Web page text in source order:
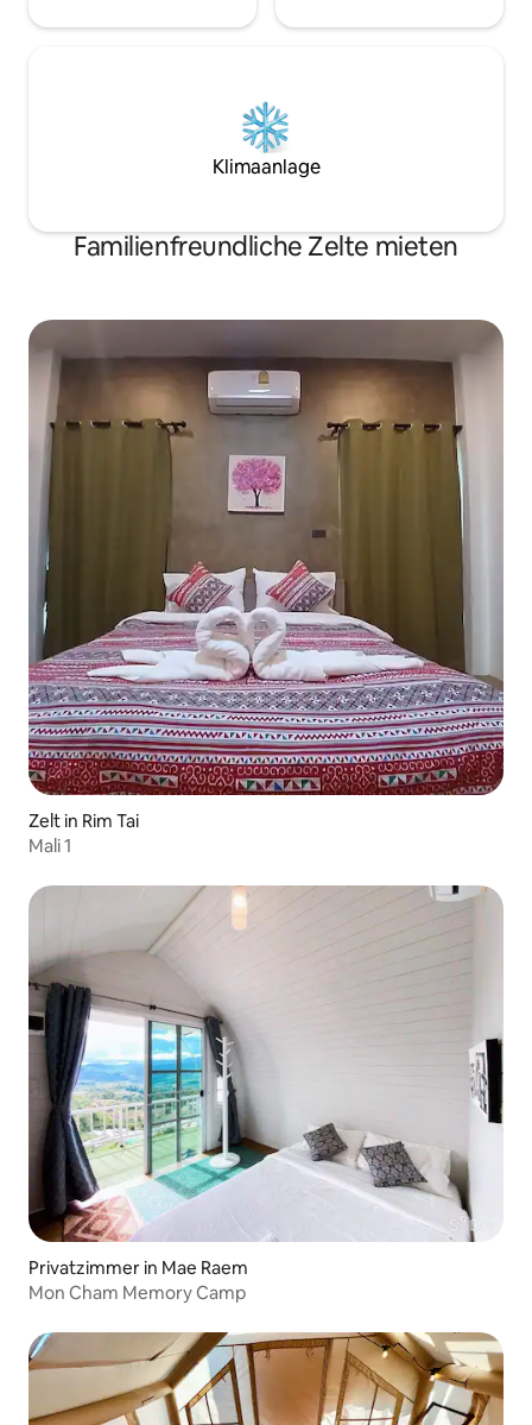
Klimaanlage
Familienfreundliche Zelte mieten
Zelt in Rim Tai
Mali 1
Privatzimmer in Mae Raem
Mon Cham Memory Camp